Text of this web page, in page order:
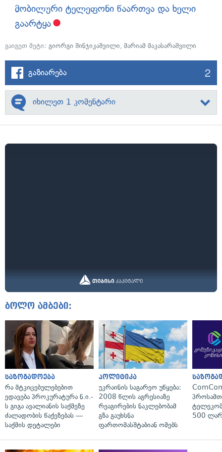
მობილური ტელეფონი წაართვა და ხელი
გაარტყა
გაიგეთ მეტი: გიორგი შინჯიკაშვილი, მარიამ მაკასარაშვილი
გაზიარება 2
იხილეთ 1 კომენტარი
ბოლო ამბები:
საზოგადოება
რა მტკიცებულებებით
ედავება პროკურატურა ნ.ი.-
ს გიგა ავალიანის საქმეზე
ძალადობის წაქეზებას —
საქმის დეტალები
პოლიტიკა
უკრაინის საგარეო უწყება:
2008 წლის აგრესიაზე
რეაგირების ნაკლებობამ
გზა გაუხსნა
ფართომასშტაბიან ომებს
500